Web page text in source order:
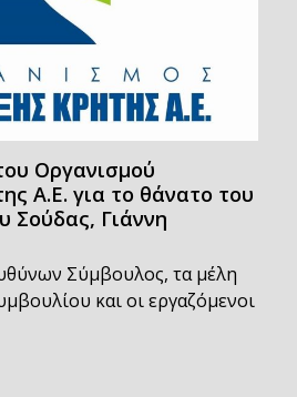
Οργανισμού
Α.Ε. για το θάνατο του
Σούδας, Γιάννη
Σύμβουλος, τα μέλη
και οι εργαζόμενοι